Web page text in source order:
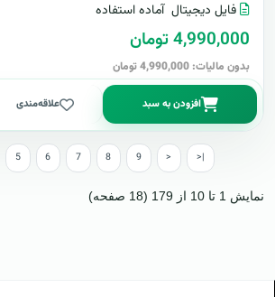
فایل دیجیتال آماده استفاده
4,990,000 تومان
بدون مالیات: 4,990,000 تومان
افزودن به سبد علاقه‌مندی
5 6 7 8 9 > >|
نمایش 1 تا 10 از 179 (18 صفحه)